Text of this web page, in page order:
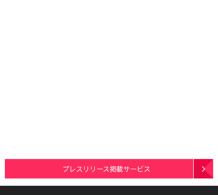
プレスリリース掲載サービス